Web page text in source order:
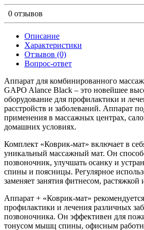
0 отзывов
Описание
Характеристики
Отзывов (0)
Вопрос-ответ
Аппарат для комбинированного
GAPO Alance Black – это новейшее
оборудование для профилактики и
расстройств и заболеваний. Аппарат
применения в массажных центрах,
домашних условиях.
Комплект «Коврик-мат» включает в
уникальный массажный мат. Он
позвоночник, улучшать осанку и
спины и поясницы. Регулярное
заменяет занятия фитнесом, растяжкой
Аппарат + «Коврик-мат»
профилактики и лечения различных
позвоночника. Он эффективен для
тонусом мышц спины, офисным